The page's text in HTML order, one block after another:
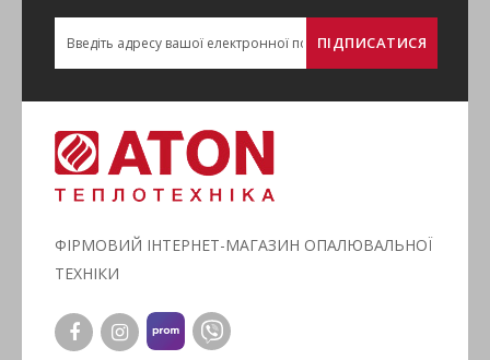
ПІДПИСАТИСЯ
ФІРМОВИЙ ІНТЕРНЕТ-МАГАЗИН ОПАЛЮВАЛЬНОЇ
ТЕХНІКИ